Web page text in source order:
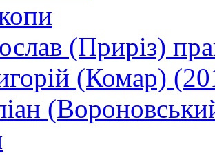
(Приріз)
(Комар)